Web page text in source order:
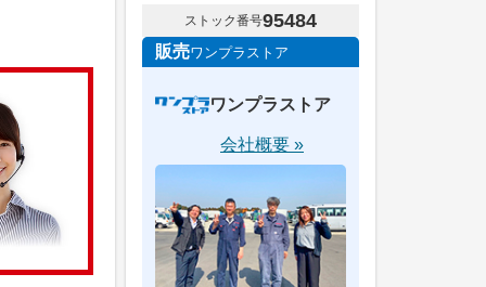
ストック番号95484
販売ワンプラストア
ワンプラストア
会社概要 »